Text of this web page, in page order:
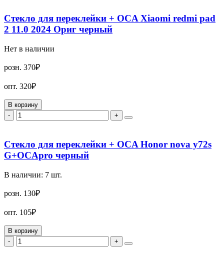
Стекло для переклейки + OCA Xiaomi redmi pad
2 11.0 2024 Ориг черный
Нет в наличии
розн. 370₽
опт. 320₽
В корзину
-
+
Стекло для переклейки + OCA Honor nova y72s
G+OCApro черный
В наличии: 7 шт.
розн. 130₽
опт. 105₽
В корзину
-
+